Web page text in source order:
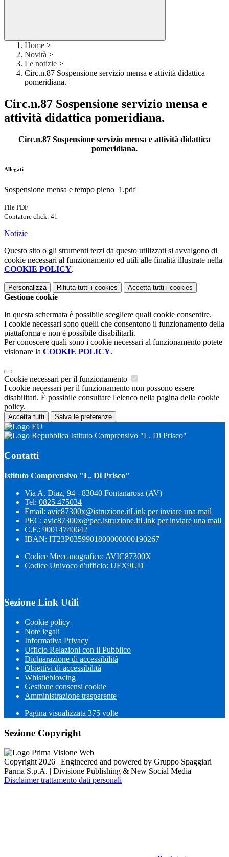
Home >
Novità >
Le notizie >
Circ.n.87 Sospensione servizio mensa e attività didattica
pomeridiana.
Circ.n.87 Sospensione servizio mensa e
attività didattica pomeridiana.
Circ.n.87 Sospensione servizio mensa e attività didattica
pomeridiana.
Allegati
Sospensione mensa e tempo pieno_1.pdf
File PDF
Contatore click: 41
Notizie
Questo sito o gli strumenti terzi da questo utilizzati si avvalgono di
cookie necessari al funzionamento ed utili alle finalità illustrate nella
COOKIE POLICY.
Personalizza Rifiuta tutti i cookies Accetta tutti i cookies
Gestione cookie
In questa schermata è possibile scegliere quali cookie consentire.
I cookie necessari sono quelli che consentono il funzionamento della
piattaforma e non è possibile disabilitarli.
Per conoscere quali sono i cookie necessari al funzionamento potete
visionare la COOKIE POLICY.
Cookie necessari per il funzionamento
I cookie necessari per il funzionamento non possono essere
disabilitati. È possibile consultare l'elenco nella pagina della cookie
policy.
Accetta tutti Salva le preferenze
Istituto Comprensivo "L. Di Prisco"
Contatti
Istituto Comprensivo "L. Di Prisco"
Via A. Diaz, 94 - 83040 Fontanarosa (AV)
Tel: 0825 475034
Email: avic87300x@istruzione.itLink per inviare una mail
PEC: avic87300x@pec.istruzione.itLink per inviare una mail
C.F.: 90014740642
IBAN: IT23P0359901800000000190267
Codice Meccanografico: AVIC87300X
Codice Univoco d'ufficio: UFX9UD
Sezione Link Utili
Cookie policy
Note legali
Informativa Privacy
Ufficio Relazioni con il Pubblico
Dichiarazione di accessibilità
Obiettivi di accessibilità
Whistleblowing
Gestione consensi cookie
Amministrazione trasparente
Pagina visualizzata 375 volte
Sezione Copyright
Copyright 2026 | Engineered and powered by Gruppo Spaggiari
Parma S.p.A. | Divisione Publishing & New Social Media
Disclaimer trattamento dati personali